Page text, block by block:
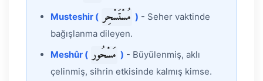
Musteshir ( مُسْتَسْحِر ) - Seher vaktinde
bağışlanma dileyen.
Meshûr ( مَسْحُور ) - Büyülenmiş, aklı
çelinmiş, sihrin etkisinde kalmış kimse.